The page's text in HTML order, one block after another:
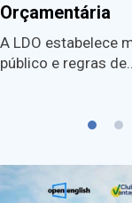
Orçamentária
A LDO estabelece
público e regras